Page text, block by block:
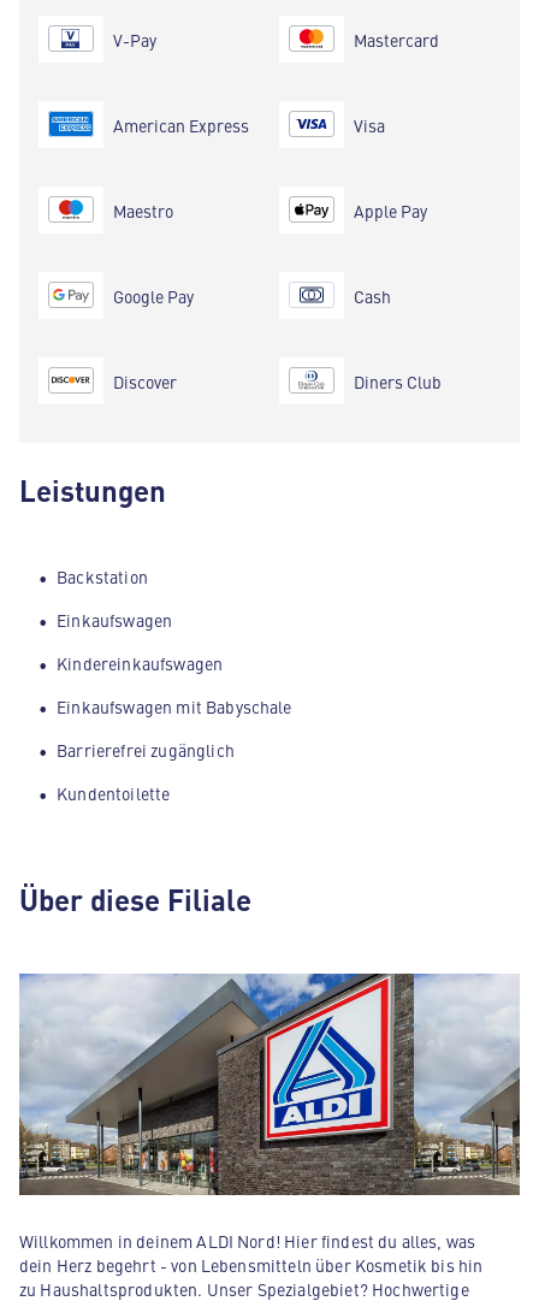
V-Pay
American Express
Maestro
Google Pay
Discover
Mastercard
Visa
Apple Pay
Cash
Diners Club
Leistungen
Backstation
Einkaufswagen
Kindereinkaufswagen
Einkaufswagen mit Babyschale
Barrierefrei zugänglich
Kundentoilette
Über diese Filiale
Willkommen in deinem ALDI Nord! Hier findest du alles, was
dein Herz begehrt - von Lebensmitteln über Kosmetik bis hin
zu Haushaltsprodukten. Unser Spezialgebiet? Hochwertige